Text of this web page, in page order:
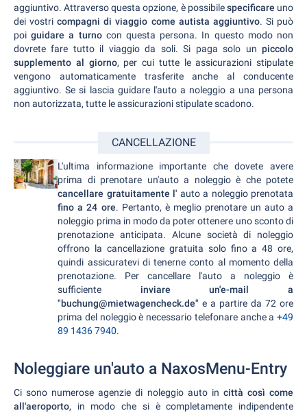
aggiuntivo. Attraverso questa opzione, è possibilespecificare uno
dei vostricompagni di viaggio come autista aggiuntivo. Si può
poiguidare a turnocon questa persona. In questo modo non
dovrete fare tutto il viaggio da soli. Si paga solo un piccolo
supplemento al giorno, per cui tutte le assicurazioni stipulate
vengono automaticamente trasferite anche al conducente
aggiuntivo. Se si lascia guidare l'auto a noleggio a una persona
non autorizzata, tutte le assicurazioni stipulate scadono.
CANCELLAZIONE
L'ultima informazione importante che dovete avere
prima di prenotare un'auto a noleggio è che potete
cancellare gratuitamente l' auto a noleggio prenotata
fino a 24 ore. Pertanto, è meglio prenotare un auto a
noleggio prima in modo da poter ottenere uno sconto di
prenotazione anticipata. Alcune società di noleggio
offrono la cancellazione gratuita solo fino a 48 ore,
quindi assicuratevi di tenerne conto al momento della
prenotazione. Per cancellare l'auto a noleggio è
sufficiente inviare un'e-mail a
"buchung@mietwagencheck.de" e a partire da 72 ore
prima del noleggio è necessario telefonare anche a +49
89 1436 7940.
Noleggiare un'auto a NaxosMenu-Entry
Ci sono numerose agenzie di noleggio auto in città così come
all'aeroporto, in modo che si è completamente indipendente